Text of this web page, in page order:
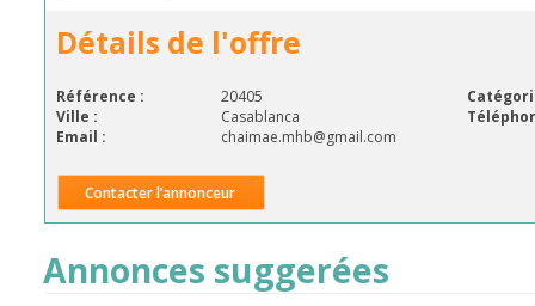
Détails de l'offre
Référence : 20405
Ville :
Casablanca
Email :
chaimae.mhb@gmail.com
Contacter l’annonceur
Annonces suggerées